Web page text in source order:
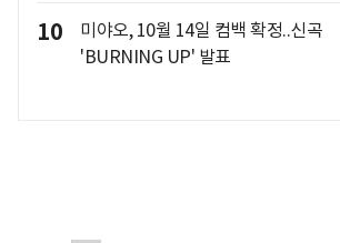
10
미야오, 10월 14일 컴백 확정..신곡
'BURNING UP' 발표